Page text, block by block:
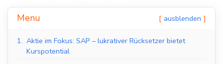
Menu ausblenden
1. Aktie im Fokus: SAP – lukrativer Rücksetzer bietet
Kurspotential